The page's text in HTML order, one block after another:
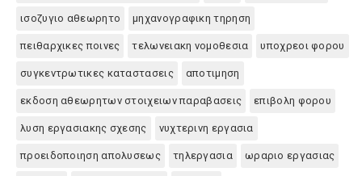
ισοζυγιο αθεωρητο μηχανογραφικη τηρηση
πειθαρχικες ποινες τελωνειακη νομοθεσια υποχρεοι φορου
συγκεντρωτικες καταστασεις αποτιμηση
εκδοση αθεωρητων στοιχειων παραβασεις επιβολη φορου
λυση εργασιακης σχεσης νυχτερινη εργασια
προειδοποιηση απολυσεως τηλεργασια ωραριο εργασιας